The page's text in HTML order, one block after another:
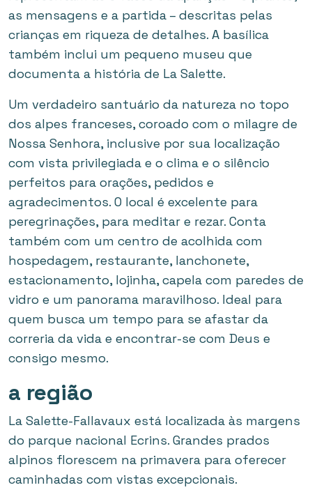
as mensagens e a partida – descritas pelas
crianças em riqueza de detalhes. A basílica
também inclui um pequeno museu que
documenta a história de La Salette.
Um verdadeiro santuário da natureza no topo
dos alpes franceses, coroado com o milagre de
Nossa Senhora, inclusive por sua localização
com vista privilegiada e o clima e o silêncio
perfeitos para orações, pedidos e
agradecimentos. O local é excelente para
peregrinações, para meditar e rezar. Conta
também com um centro de acolhida com
hospedagem, restaurante, lanchonete,
estacionamento, lojinha, capela com paredes de
vidro e um panorama maravilhoso. Ideal para
quem busca um tempo para se afastar da
correria da vida e encontrar-se com Deus e
consigo mesmo.
a região
La Salette-Fallavaux está localizada às margens
do parque nacional Ecrins. Grandes prados
alpinos florescem na primavera para oferecer
caminhadas com vistas excepcionais.